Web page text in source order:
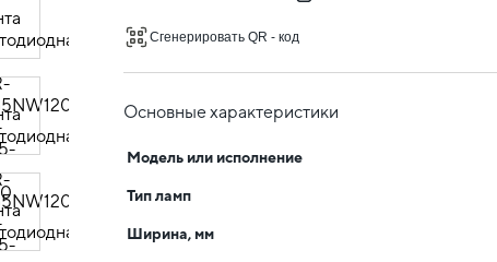
Сгенерировать QR - код
Основные характеристики
Модель или исполнение
Тип ламп
Ширина, мм